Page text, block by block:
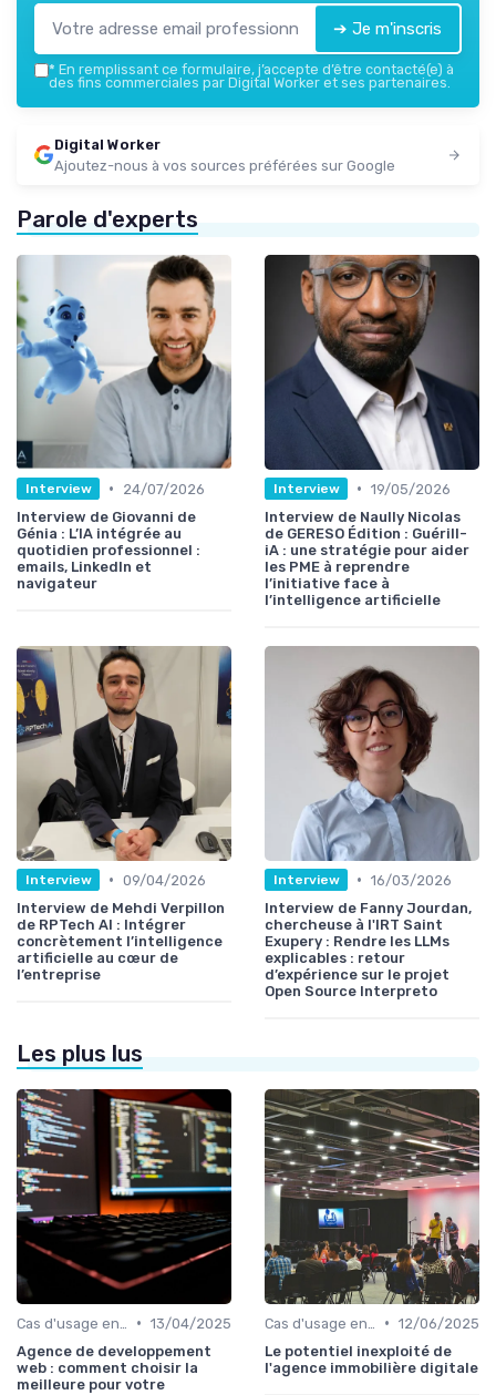
➔ Je m'inscris
* En remplissant ce formulaire, j’accepte d’être contacté(e) à
des fins commerciales par Digital Worker et ses partenaires.
Digital Worker
Ajoutez-nous à vos sources préférées sur Google
Parole d'experts
Interview •
24/07/2026
Interview de Giovanni de
Génia : L’IA intégrée au
quotidien professionnel :
emails, LinkedIn et
navigateur
Interview • 19/05/2026
Interview de Naully Nicolas
de GERESO Édition : Guérill-
iA : une stratégie pour aider
les PME à reprendre
l’initiative face à
l’intelligence artificielle
Interview • 09/04/2026
Interview de Mehdi Verpillon
de RPTech AI : Intégrer
concrètement l’intelligence
artificielle au cœur de
l’entreprise
Interview • 16/03/2026
Interview de Fanny Jourdan,
chercheuse à l'IRT Saint
Exupery : Rendre les LLMs
explicables : retour
d’expérience sur le projet
Open Source Interpreto
Les plus lus
• 13/04/2025
Agence de developpement
web : comment choisir la
meilleure pour votre
• 12/06/2025
Le potentiel inexploité de
l'agence immobilière digitale